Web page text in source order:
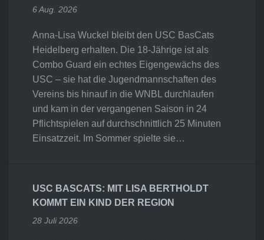
6 Aug. 2026
Anna-Lisa Wuckel bleibt den USC BasCats
Heidelberg erhalten. Die 18-Jährige ist als
Combo Guard ein echtes Eigengewächs des
USC – sie hat die Jugendmannschaften des
Vereins bis hinauf in die WNBL durchlaufen
und kam in der vergangenen Saison in 24
Pflichtspielen auf durchschnittlich 25 Minuten
Einsatzzeit. Im Sommer spielte sie…
USC BASCATS: MIT LISA BERTHOLDT
KOMMT EIN KIND DER REGION
28 Juli 2026